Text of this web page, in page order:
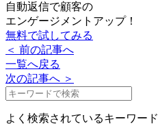
自動返信で顧客の
エンゲージメントアップ！
無料で試してみる
＜ 前の記事へ
一覧へ戻る
次の記事へ ＞
よく検索されているキーワード